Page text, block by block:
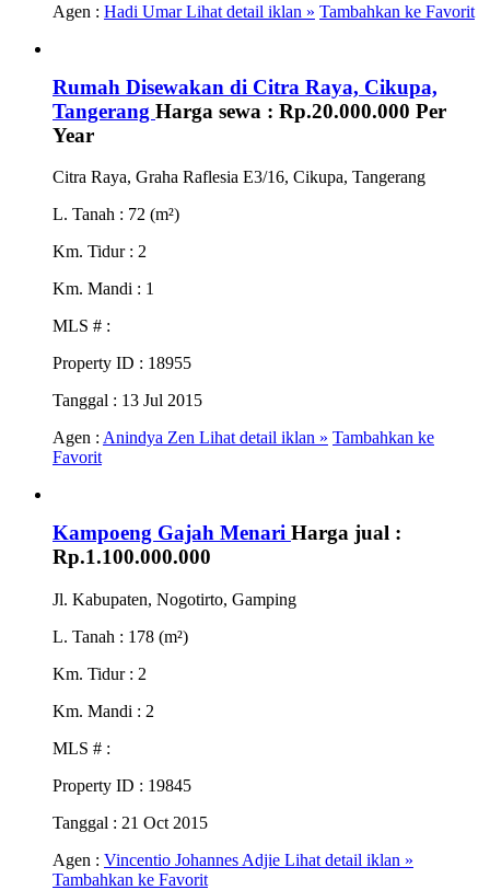
Agen : Hadi UmarLihat detail iklan » Tambahkan ke Favorit
Rumah Disewakan di Citra Raya, Cikupa,
Tangerang Harga sewa : Rp.20.000.000 Per
Year
Citra Raya, Graha Raflesia E3/16, Cikupa, Tangerang
L. Tanah : 72 (m²)
Km. Tidur : 2
Km. Mandi : 1
MLS # :
Property ID : 18955
Tanggal : 13 Jul 2015
Agen : Anindya Zen Lihat detail iklan » Tambahkan ke
Favorit
Kampoeng Gajah Menari Harga jual :
Rp.1.100.000.000
Jl. Kabupaten, Nogotirto, Gamping
L. Tanah : 178 (m²)
Km. Tidur : 2
Km. Mandi : 2
MLS # :
Property ID : 19845
Tanggal : 21 Oct 2015
Agen : Vincentio Johannes Adjie Lihat detail iklan »
Tambahkan ke Favorit